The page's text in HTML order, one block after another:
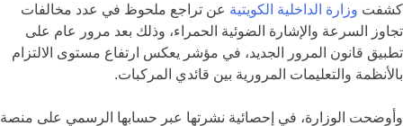
كشفت وزارة الداخلية الكويتية عن تراجع ملحوظ في عدد مخالفات
تجاوز السرعة والإشارة الضوئية الحمراء، وذلك بعد مرور عام على
تطبيق قانون المرور الجديد، في مؤشر يعكس ارتفاع مستوى الالتزام
بالأنظمة والتعليمات المرورية بين قائدي المركبات.
وأوضحت الوزارة، في إحصائية نشرتها عبر حسابها الرسمي على منصة